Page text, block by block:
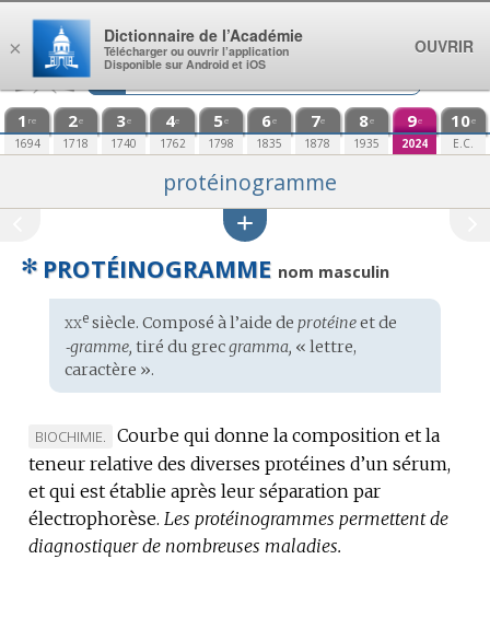
Aller au contenu
1 re
1694
2e
1718
3e
1740
4e
1762
5e
1798
6e
1835
7e
1878
8e
1935
9e
2024
10e
E.C.
protéinogramme
✻ PROTÉINOGRAMME nom masculin
Étymologie
:
xxesiècle. Composé à l’aide de protéineet de
‑gramme, tiré du grecgramma, « lettre,
caractère ».
MARQUE
DE
DOMAINE
:
BIOCHIMIE.
Courbe qui donne la composition et la
teneur relative des diverses protéines d’un sérum,
et qui est établie après leur séparation par
électrophorèse. Les protéinogrammes permettent de
diagnostiquer de nombreuses maladies.
×
Dictionnaire de l’Académie
Télécharger ou ouvrir l’application
Disponible sur Android et iOS
OUVRIR